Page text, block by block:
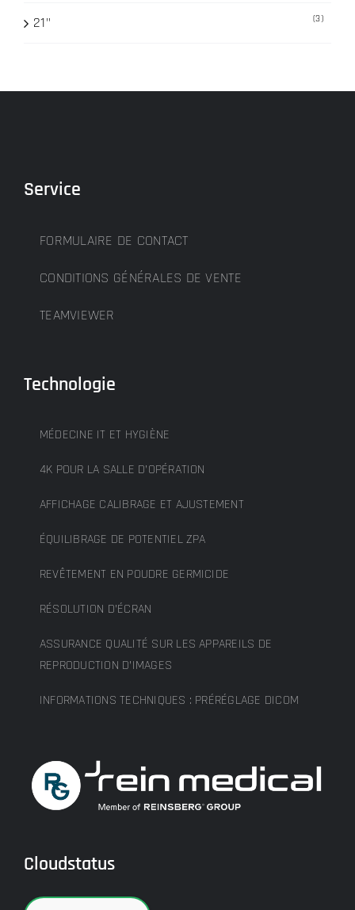
21" (3)
Service
FORMULAIRE DE CONTACT
CONDITIONS GÉNÉRALES DE VENTE
TEAMVIEWER
Technologie
MÉDECINE IT ET HYGIÈNE
4K POUR LA SALLE D’OPÉRATION
AFFICHAGE CALIBRAGE ET AJUSTEMENT
ÉQUILIBRAGE DE POTENTIEL ZPA
REVÊTEMENT EN POUDRE GERMICIDE
RÉSOLUTION D’ÉCRAN
ASSURANCE QUALITÉ SUR LES APPAREILS DE
REPRODUCTION D’IMAGES
INFORMATIONS TECHNIQUES : PRÉRÉGLAGE DICOM
Cloudstatus